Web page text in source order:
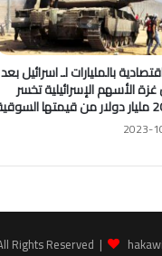
بالمليارات لـ اسرائيل بعد
الأسهم الإسرائيلية تخسر
2023-